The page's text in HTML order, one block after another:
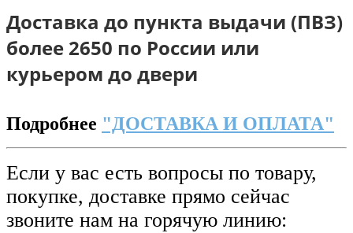
Доставка до пункта выдачи (ПВЗ)
более 2650 по России или
курьером до двери
Подробнее "ДОСТАВКА И ОПЛАТА"
Если у вас есть вопросы по товару,
покупке, доставке прямо сейчас
звоните нам на горячую линию: